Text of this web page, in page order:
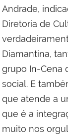
Andrade,
Diretoria de
Diamantina,
grupo In-Cena
social. E
que atende a
que é a
muito nos